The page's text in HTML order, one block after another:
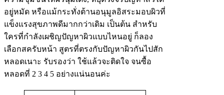
อยู่หมัด หรือแม้กระทั่งต้านอนุมูลอิสระมอบผิวที่
แข็งแรงสุขภาพดีมากกว่าเดิม เป็นต้น สำหรับ
ใครที่กำลังเผชิญปัญหาผิวแบบไหนอยู่ ก็ลอง
เลือกสครับหน้า สูตรที่ตรงกับปัญหาผิวกันไปสัก
หลอดเนาะ รับรองว่า ใช้แล้วจะติดใจ จนซื้อ
หลอดที่ 2 3 4 5 อย่างแน่นอนค่ะ